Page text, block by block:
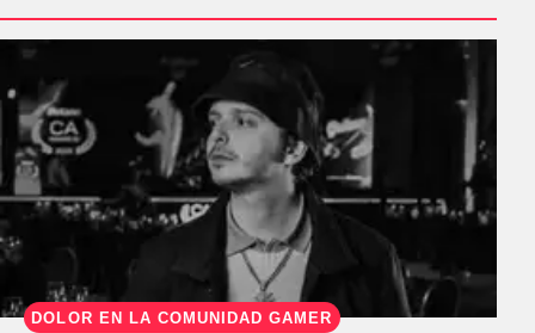
DOLOR EN LA COMUNIDAD GAMER